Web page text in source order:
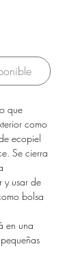
que
como
ecopiel
Se cierra
y usar de
bolsa
en una